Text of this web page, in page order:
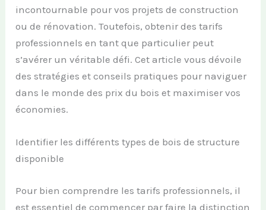
incontournable pour vos projets de construction
ou de rénovation. Toutefois, obtenir des tarifs
professionnels en tant que particulier peut
s’avérer un véritable défi. Cet article vous dévoile
des stratégies et conseils pratiques pour naviguer
dans le monde des prix du bois et maximiser vos
économies.
Identifier les différents types de bois de structure
disponible
Pour bien comprendre les tarifs professionnels, il
est essentiel de commencer par faire la distinction